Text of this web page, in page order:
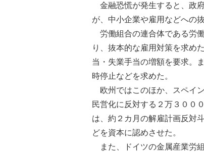
金融恐慌が発生すると、政
が、中小企業や雇用などへの
労働組合の連合体である労
り、抜本的な雇用対策を求め
当・失業手当の増額を要求。
時停止などを求めた。
欧州ではこのほか、スペイ
民営化に反対する２万３００
は、約２カ月の解雇計画反対
どを資本に認めさせた。
また、ドイツの金属産業労